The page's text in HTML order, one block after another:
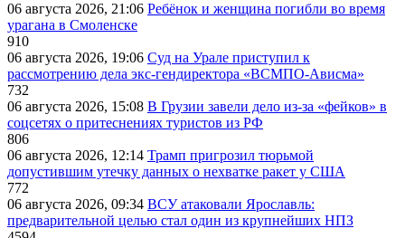
06 августа 2026, 21:06 Ребёнок и женщина погибли во время
урагана в Смоленске
910
06 августа 2026, 19:06 Суд на Урале приступил к
рассмотрению дела экс-гендиректора «ВСМПО-Ависма»
732
06 августа 2026, 15:08 В Грузии завели дело из-за «фейков» в
соцсетях о притеснениях туристов из РФ
806
06 августа 2026, 12:14 Трамп пригрозил тюрьмой
допустившим утечку данных о нехватке ракет у США
772
06 августа 2026, 09:34 ВСУ атаковали Ярославль:
предварительной целью стал один из крупнейших НПЗ